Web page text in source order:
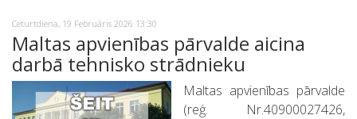
Ceturtdiena, 19 Februāris 2026 13:30
Maltas apvienības pārvalde aicina
darbā tehnisko strādnieku
Maltas apvienības pārvalde
(reģ. Nr.40900027426,